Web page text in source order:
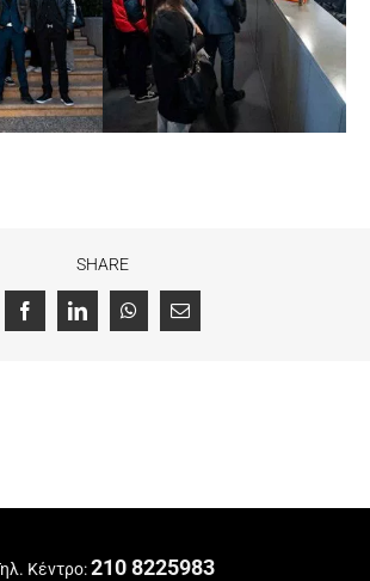
SHARE
FacebookLinkedInWhatsApp
Email
Κέντρο:210 8225983